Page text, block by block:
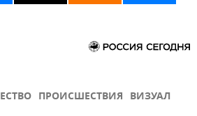
ПРОИСШЕСТВИЯ ВИЗУАЛ